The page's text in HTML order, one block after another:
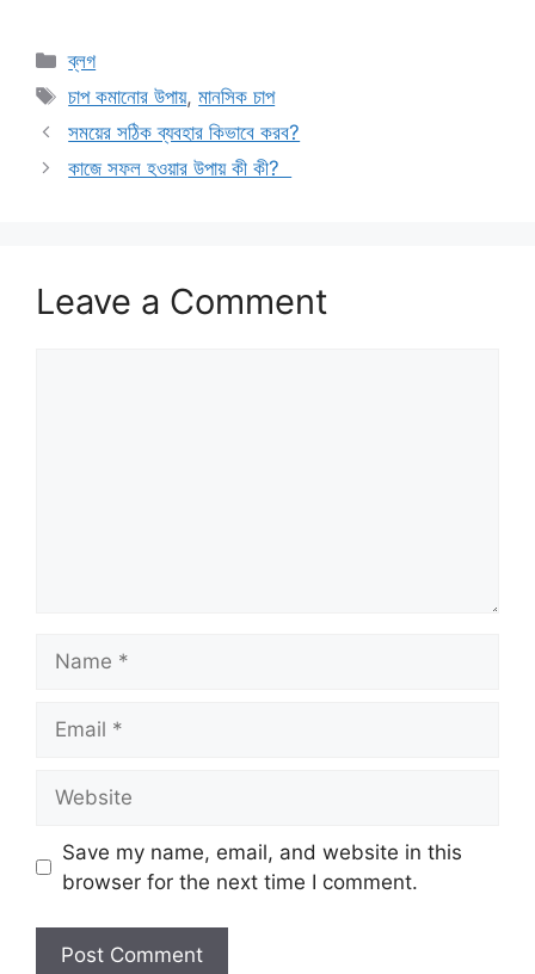
Categories
ব্লগ
Tags
চাপ কমানোর উপায়,মানসিক চাপ
সময়ের সঠিক ব্যবহার কিভাবে করব?
কাজে সফল হওয়ার উপায় কী কী?
Leave a Comment
Save my name, email, and website in this
browser for the next time I comment.